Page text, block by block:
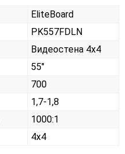
EliteBoard
PK557FDLN
Видеостена 4х4
55"
700
1,7-1,8
1000:1
4x4